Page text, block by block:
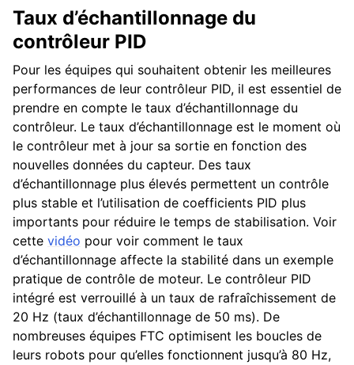
Taux d’échantillonnage du
contrôleur PID
Pour les équipes qui souhaitent obtenir les meilleures
performances de leur contrôleur PID, il est essentiel de
prendre en compte le taux d’échantillonnage du
contrôleur. Le taux d’échantillonnage est le moment où
le contrôleur met à jour sa sortie en fonction des
nouvelles données du capteur. Des taux
d’échantillonnage plus élevés permettent un contrôle
plus stable et l’utilisation de coefficients PID plus
importants pour réduire le temps de stabilisation. Voir
cette vidéo pour voir comment le taux
d’échantillonnage affecte la stabilité dans un exemple
pratique de contrôle de moteur. Le contrôleur PID
intégré est verrouillé à un taux de rafraîchissement de
20 Hz (taux d’échantillonnage de 50 ms). De
nombreuses équipes FTC optimisent les boucles de
leurs robots pour qu’elles fonctionnent jusqu’à 80 Hz,